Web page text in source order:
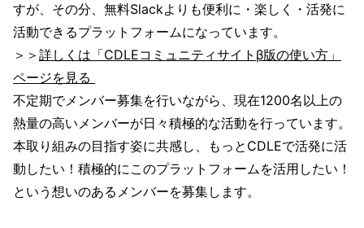
すが、その分、無料Slackよりも便利に・楽しく・活発に
活動できるプラットフォームになっています。
＞＞ 詳しくは「CDLEコミュニティサイトβ版の使い方」
ページを見る
不定期でメンバー募集を行いながら、現在1200名以上の
熱量の高いメンバーが日々積極的な活動を行っています。
本取り組みの目指す姿に共感し、もっとCDLEで活発に活
動したい！積極的にこのプラットフォームを活用したい！
という想いのあるメンバーを募集します。